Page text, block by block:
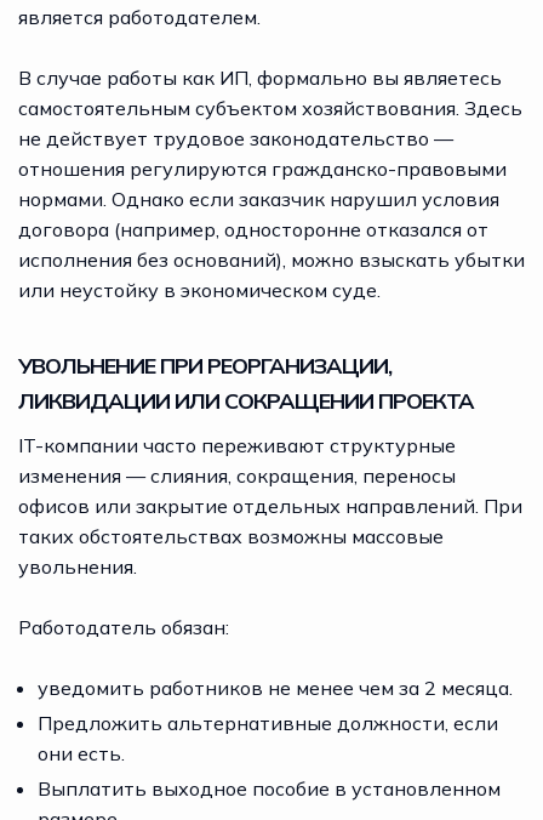
является работодателем.
В случае работы как ИП, формально вы являетесь
самостоятельным субъектом хозяйствования. Здесь
не действует трудовое законодательство —
отношения регулируются гражданско-правовыми
нормами. Однако если заказчик нарушил условия
договора (например, односторонне отказался от
исполнения без оснований), можно взыскать убытки
или неустойку в экономическом суде.
УВОЛЬНЕНИЕ ПРИ РЕОРГАНИЗАЦИИ,
ЛИКВИДАЦИИ ИЛИ СОКРАЩЕНИИ ПРОЕКТА
IT-компании часто переживают структурные
изменения — слияния, сокращения, переносы
офисов или закрытие отдельных направлений. При
таких обстоятельствах возможны массовые
увольнения.
Работодатель обязан:
уведомить работников не менее чем за 2 месяца.
Предложить альтернативные должности, если
они есть.
Выплатить выходное пособие в установленном